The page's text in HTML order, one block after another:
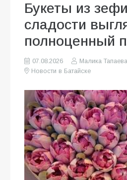
Букеты из
сладости
полноценный
07.08.2026
Малика Тапаева
Новости в Батайске